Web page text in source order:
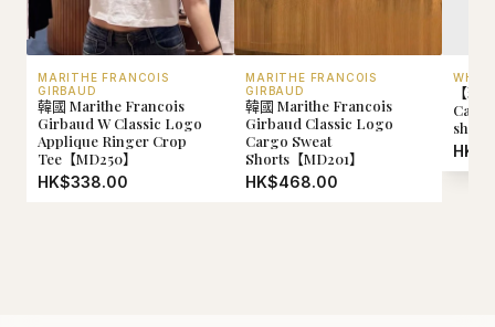
MARITHE FRANCOIS
GIRBAUD
韓國 Marithe Francois
Girbaud W Classic Logo
Applique Ringer Crop
Tee【MD250】
HK$338.00
MARITHE FRANCOIS
GIRBAUD
韓國 Marithe Francois
Girbaud Classic Logo
Cargo Sweat
Shorts【MD201】
HK$468.00
【現
shirt